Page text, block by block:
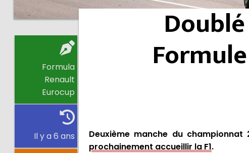
Formula
Renault
Eurocup
Il y a 6 ans
Deuxième manche du
prochainement accueillir la F1.